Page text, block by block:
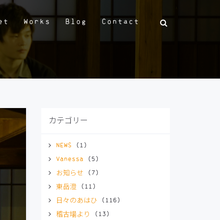
Works Blog Contact
カテゴリー
NEWS (1)
Vanessa (5)
お知らせ (7)
東岳澄(11)
日々のあはひ (116)
稽古場より (13)